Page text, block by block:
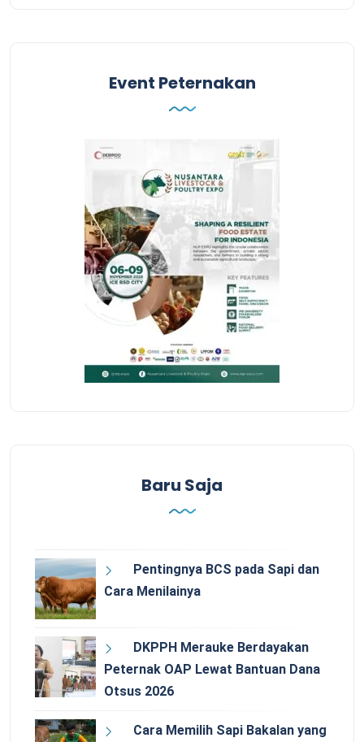
Event Peternakan
Baru Saja
Pentingnya BCS pada Sapi dan
Cara Menilainya
DKPPH Merauke Berdayakan
Peternak OAP Lewat Bantuan Dana
Otsus 2026
Cara Memilih Sapi Bakalan yang